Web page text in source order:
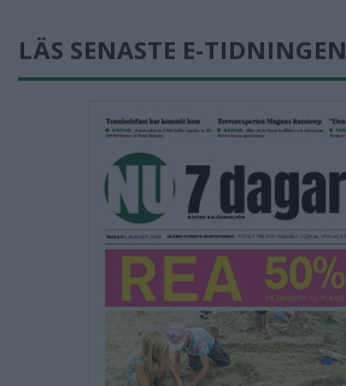
LÄS SENASTE E-TIDNINGEN